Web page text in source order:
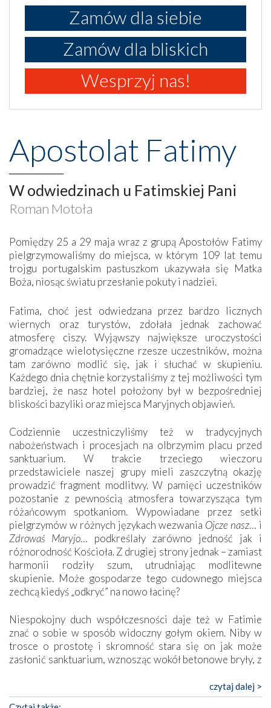
Zamów dla siebie
Zamów dla bliskich
Wesprzyj nas!
Apostolat Fatimy
W odwiedzinach u Fatimskiej Pani
Roman Motoła
Pomiędzy 25 a 29 maja wraz z grupą Apostołów Fatimy
pielgrzymowaliśmy do miejsca, w którym 109 lat temu
trojgu portugalskim pastuszkom ukazywała się Matka
Boża, niosąc światu przesłanie pokuty i nadziei.
Fatima, choć jest odwiedzana przez bardzo licznych
wiernych oraz turystów, zdołała jednak zachować
atmosferę ciszy. Wyjąwszy największe uroczystości
gromadzące wielotysięczne rzesze uczestników, można
tam zarówno modlić się, jak i słuchać w skupieniu.
Każdego dnia chętnie korzystaliśmy z tej możliwości tym
bardziej, że nasz hotel położony był w bezpośredniej
bliskości bazyliki oraz miejsca Maryjnych objawień.
Codziennie uczestniczyliśmy też w tradycyjnych
nabożeństwach i procesjach na olbrzymim placu przed
sanktuarium. W trakcie trzeciego wieczoru
przedstawiciele naszej grupy mieli zaszczytną okazję
prowadzić fragment modlitwy. W pamięci uczestników
pozostanie z pewnością atmosfera towarzysząca tym
różańcowym spotkaniom. Wypowiadane przez setki
pielgrzymów w różnych językach wezwania Ojcze nasz… i
Zdrowaś Maryjo… podkreślały zarówno jedność jak i
różnorodność Kościoła. Z drugiej strony jednak – zamiast
harmonii rodziły szum, utrudniając modlitewne
skupienie. Może gospodarze tego cudownego miejsca
zechcą kiedyś „odkryć” na nowo łacinę?
Niespokojny duch współczesności daje też w Fatimie
znać o sobie w sposób widoczny gołym okiem. Niby w
trosce o prostotę i skromność stara się on jak może
zasłonić sanktuarium, wznosząc wokół betonowe bryły, z
katolickiego kultu. Tylko co wspólnego z żywą,
autentyczną wiarą mogą mieć płaskie, szare bunkry albo
czytaj dalej >